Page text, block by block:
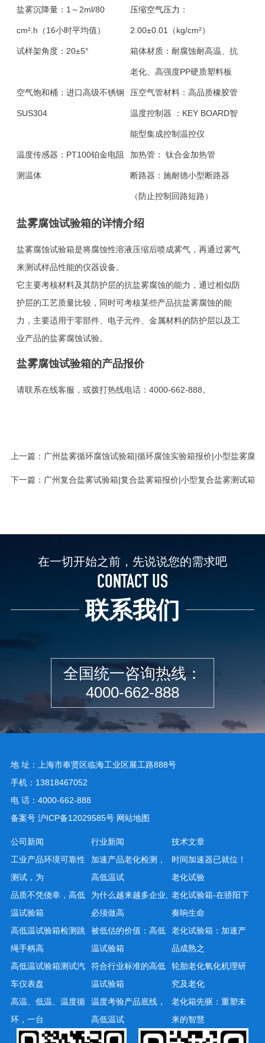
盐雾沉降量： 1～2ml/80
cm².h（16小时平均值）
压缩空气压力 ：
2.00±0.01（kg/cm²）
试样架角度： 20±5° 箱体材质： 耐腐蚀耐高温、抗
老化、高强度PP硬质塑料板
空气饱和桶： 进口高级不锈钢
SUS304
压空气管材料： 高品质橡胶管
温度控制器 ： KEY BOARD智
能型集成控制温控仪
温度传感器： PT100铂金电阻
测温体
加热管： 钛合金加热管
断路器： 施耐德小型断路器
（防止控制回路短路）
盐雾腐蚀试验箱的详情介绍
盐雾腐蚀试验箱是将腐蚀性溶液压缩后喷成雾气，再通过雾气
来测试样品性能的仪器设备。
它主要考核材料及其防护层的抗盐雾腐蚀的能力，通过相似防
护层的工艺质量比较，同时可考核某些产品抗盐雾腐蚀的能
力，主要适用于零部件、电子元件、金属材料的防护层以及工
业产品的盐雾腐蚀试验。
盐雾腐蚀试验箱的产品报价
请联系在线客服，或拨打热线电话：4000-662-888。
上一篇： 广州盐雾循环腐蚀试验箱|循环腐蚀实验箱报价|小型盐雾腐
下一篇： 广州复合盐雾试验箱|复合盐雾箱报价|小型复合盐雾测试箱
在一切开始之前，先说说您的需求吧
CONTACT US
联系我们
全国统一咨询热线：
4000-662-888
地 址：上海市奉贤区临海工业区展工路888号
手机：13818467052
电 话：4000-662-888
备案号 沪ICP备12029585号 网站地图
公司新闻
工业产品环境可靠性
测试，为
品质不凭侥幸，高低
温试验箱
高低温试验箱检测跳
绳手柄高
高低温试验箱测试汽
车仪表盘
高温、低温、温度循
环，一台
行业新闻
加速产品老化检测，
高低温试
为什么越来越多企业,
必须做高
被低估的价值：高低
温试验箱
符合行业标准的高低
温试验箱
温度考验产品底线，
高低温试
技术文章
时间加速器已就位！
老化试验
老化试验箱-在骄阳下
奏响生命
老化试验箱：加速产
品成熟之
轮胎老化氧化机理研
究及老化
老化箱先驱：重塑未
来的智慧